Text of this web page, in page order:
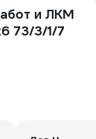
и ЛКМ
73/3/1/7